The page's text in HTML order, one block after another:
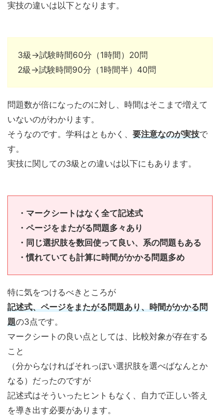
実技の違いは以下となります。
3級→試験時間60分（1時間）20問
2級→試験時間90分（1時間半）40問
問題数が倍になったのに対し、時間はそこまで増えて
いないのがわかります。
そうなのです。学科はともかく、 要注意なのが実技で
す。
実技に関しての3級との違いは以下にもあります。
・マークシートはなく全て記述式
・ページをまたがる問題多々あり
・同じ選択肢を数回使って良い、系の問題もある
・慣れていても計算に時間がかかる問題多め
特に気をつけるべきところが
記述式、ページをまたがる問題あり、時間がかかる問
題の3点です。
マークシートの良い点としては、比較対象が存在する
こと
（分からなければそれっぽい選択肢を選べばなんとか
なる）だったのですが
記述式はそういったヒントもなく、自力で正しい答え
を導き出す必要があります。